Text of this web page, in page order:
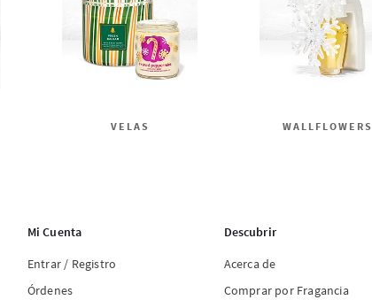
VELAS WALLFLOWERS
Mi Cuenta
Entrar / Registro
Órdenes
Descubrir
Acerca de
Comprar por Fragancia